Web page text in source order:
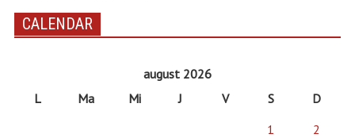
CALENDAR
august 2026
L
Ma Mi J V S
D
1
2